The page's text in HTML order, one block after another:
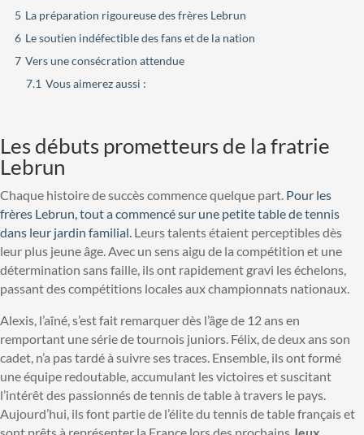
5 La préparation rigoureuse des frères Lebrun
6 Le soutien indéfectible des fans et de la nation
7 Vers une consécration attendue
7.1 Vous aimerez aussi :
Les débuts prometteurs de la fratrie
Lebrun
Chaque histoire de succès commence quelque part. Pour les
frères Lebrun, tout a commencé sur une petite table de tennis
dans leur jardin familial. Leurs talents étaient perceptibles dès
leur plus jeune âge. Avec un sens aigu de la compétition et une
détermination sans faille, ils ont rapidement gravi les échelons,
passant des compétitions locales aux championnats nationaux.
Alexis, l’aîné, s’est fait remarquer dès l’âge de 12 ans en
remportant une série de tournois juniors. Félix, de deux ans son
cadet, n’a pas tardé à suivre ses traces. Ensemble, ils ont formé
une équipe redoutable, accumulant les victoires et suscitant
l’intérêt des passionnés de tennis de table à travers le pays.
Aujourd’hui, ils font partie de l’élite du tennis de table français et